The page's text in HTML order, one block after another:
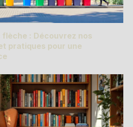
flèche : Découvrez nos
pratiques pour une